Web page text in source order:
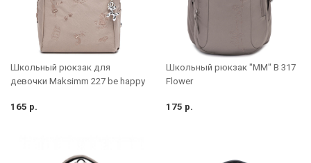
Школьный рюкзак для
девочки Maksimm 227 be happy
165 р.
Школьный рюкзак "MM" B 317
Flower
175 р.